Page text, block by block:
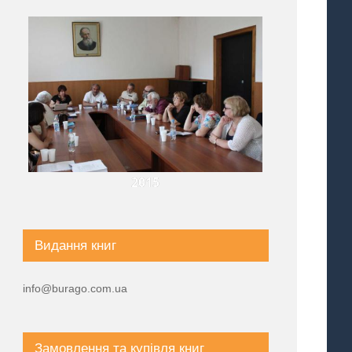
2015
Видання книг
info@burago.com.ua
Замовлення та купівля книг